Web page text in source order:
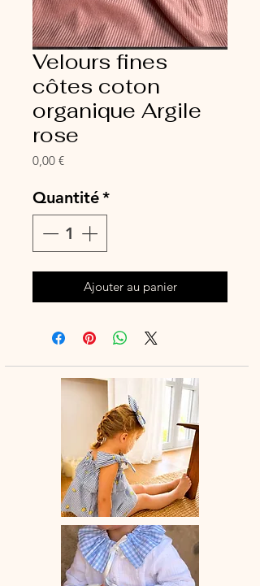
Velours fines
côtes coton
organique Argile
rose
0,00 €Prix
Quantité*
Ajouter au panier